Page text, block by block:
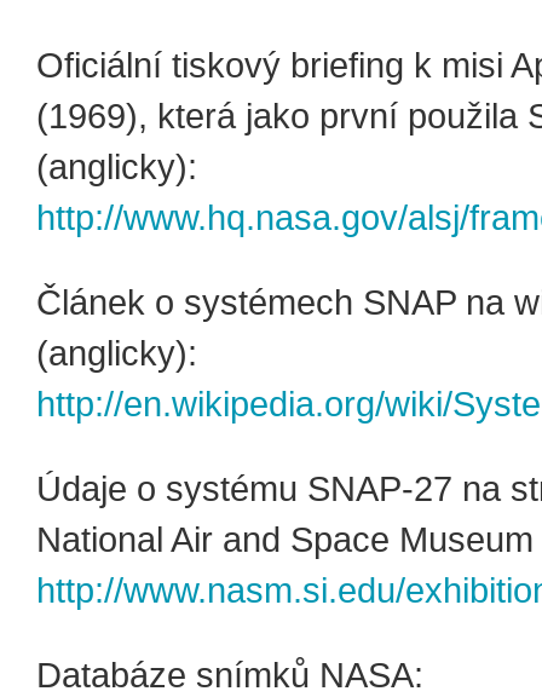
Oficiální tiskový briefing k misi
(1969), která jako první použila
(anglicky):
http://www.hq.nasa.gov/alsj/
Článek o systémech SNAP na
(anglicky):
http://en.wikipedia.org/wiki/
Údaje o systému SNAP-27 na
National Air and Space
http://www.nasm.si.edu/
Databáze snímků NASA: